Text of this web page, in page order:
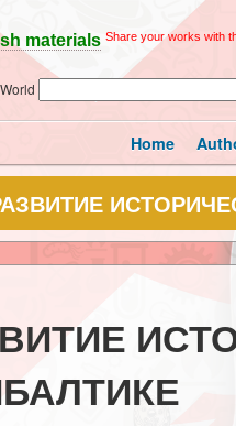
materials Share your works with
World
Home